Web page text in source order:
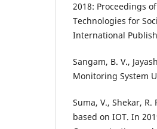
2018: Proceedings
Technologies for
International
Sangam, B. V.,
Monitoring System
Suma, V., Shekar, R.
based on IOT. In